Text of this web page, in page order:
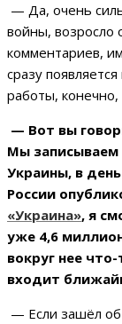
— Да, очень
войны, возросло
комментариев,
сразу
работы,
— Вот вы
Мы записываем
Украины, в
России
«Украина», я
уже 4,6
вокруг нее
входит
— Если зашёл об